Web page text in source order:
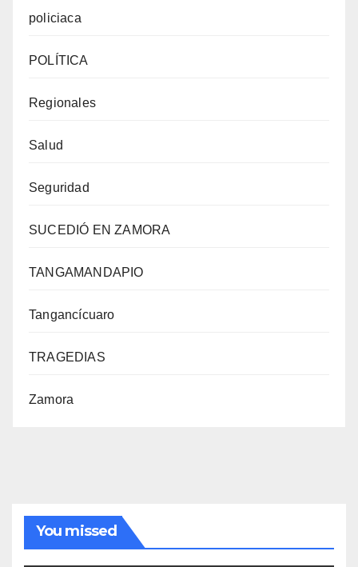
policiaca
POLÍTICA
Regionales
Salud
Seguridad
SUCEDIÓ EN ZAMORA
TANGAMANDAPIO
Tangancícuaro
TRAGEDIAS
Zamora
You missed